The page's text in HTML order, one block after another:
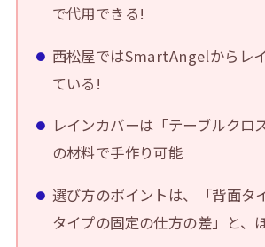
で代用できる!
西松屋ではSmartAngelからレ
ている!
レインカバーは「テーブルクロ
の材料で手作り可能
選び方のポイントは、「背面タ
タイプの固定の仕方の差」と、